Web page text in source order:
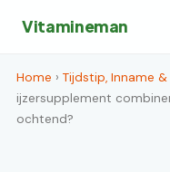
Vitamineman
Home › Tijdstip, Inname
ijzersupplement
ochtend?